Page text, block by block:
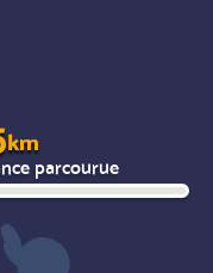
km
parcourue